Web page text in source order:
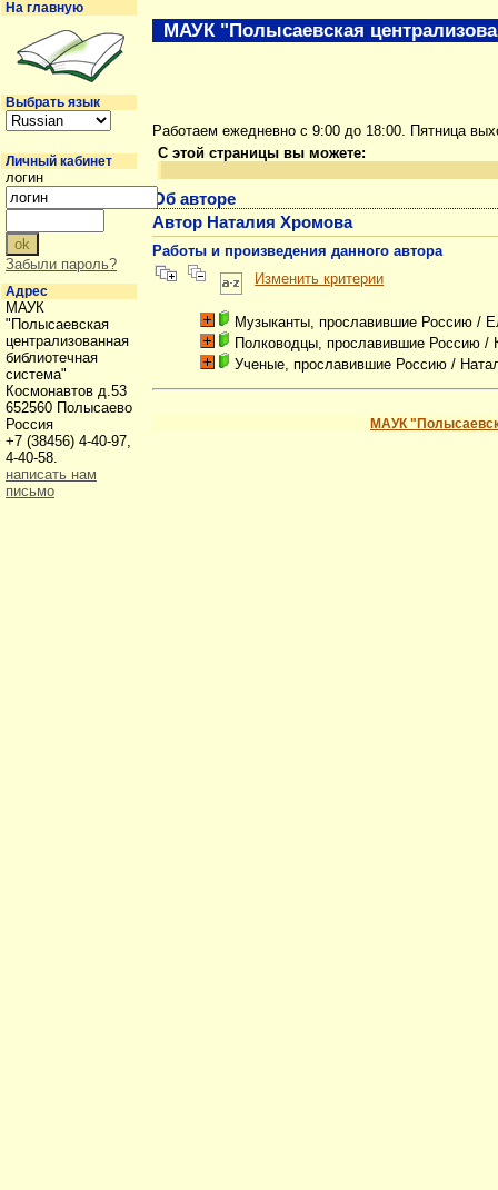
Работаем ежедневно с 9:00 до 18:00. Пятница
С этой страницы вы можете:
Об авторе
Автор Наталия Хромова
Работы и произведения данного автора
Изменить критерии
Музыканты, прославившие Россию /
Полководцы, прославившие Россию /
Ученые, прославившие Россию /
МАУК
МАУК "Полысаевская
На главную
Выбрать язык
Личный кабинет
логин
Забыли пароль?
Адрес
МАУК
"Полысаевская
централизованная
библиотечная
система"
Космонавтов д.53
652560 Полысаево
Россия
+7 (38456) 4-40-97,
4-40-58.
написать нам
письмо